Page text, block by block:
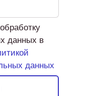
данных в
данных